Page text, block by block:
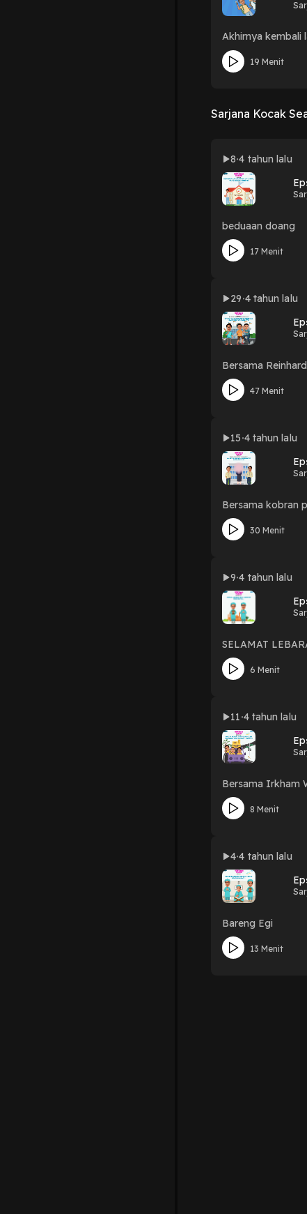
Akhirnya kembali
19 Menit
Sarjana Kocak
8 4 tahun lalu
beduaan doang
17 Menit
29 4 tahun lalu
Bersama
47 Menit
15 4 tahun lalu
Bersama kobran
30 Menit
9 4 tahun lalu
SELAMAT
6 Menit
11 4 tahun lalu
Bersama Irkham
8 Menit
4 4 tahun lalu
Bareng Egi
13 Menit